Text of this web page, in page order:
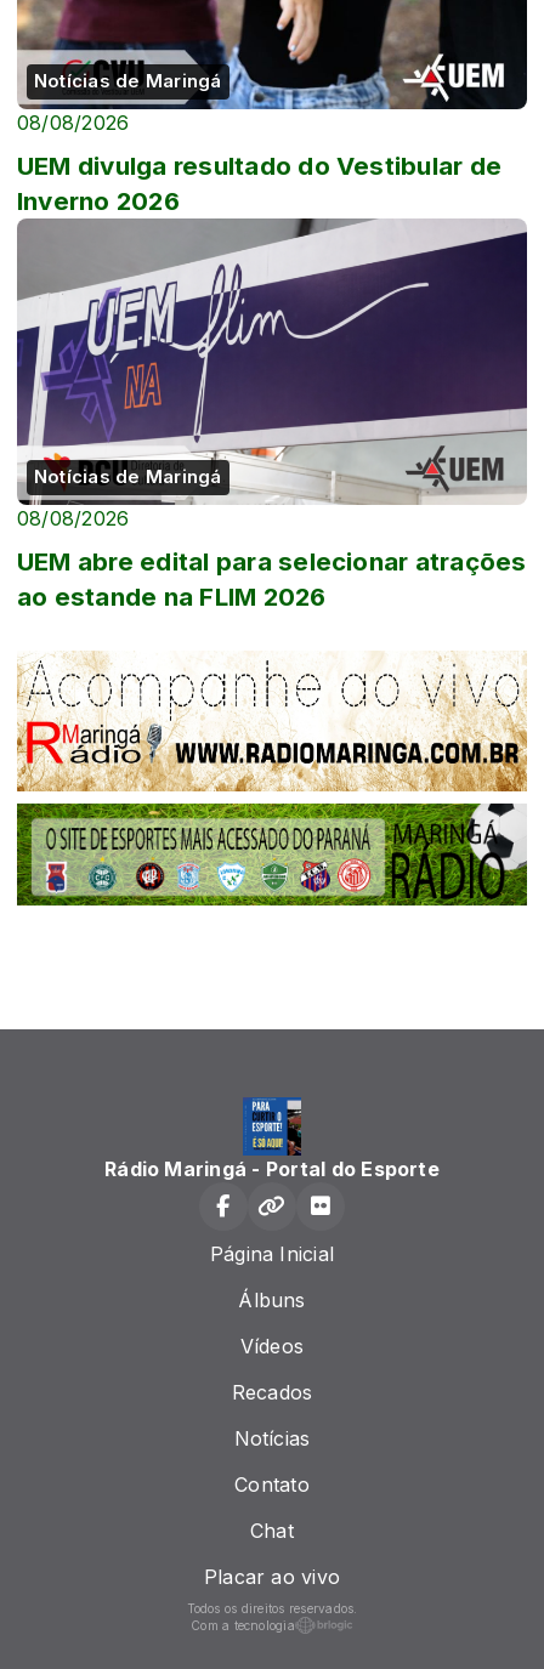
Notícias de Maringá
08/08/2026
UEM divulga resultado do Vestibular de
Inverno 2026
Notícias de Maringá
08/08/2026
UEM abre edital para selecionar atrações
ao estande na FLIM 2026
Rádio Maringá - Portal do Esporte
Página Inicial
Álbuns
Vídeos
Recados
Notícias
Contato
Chat
Placar ao vivo
Todos os direitos reservados.
Com a tecnologia